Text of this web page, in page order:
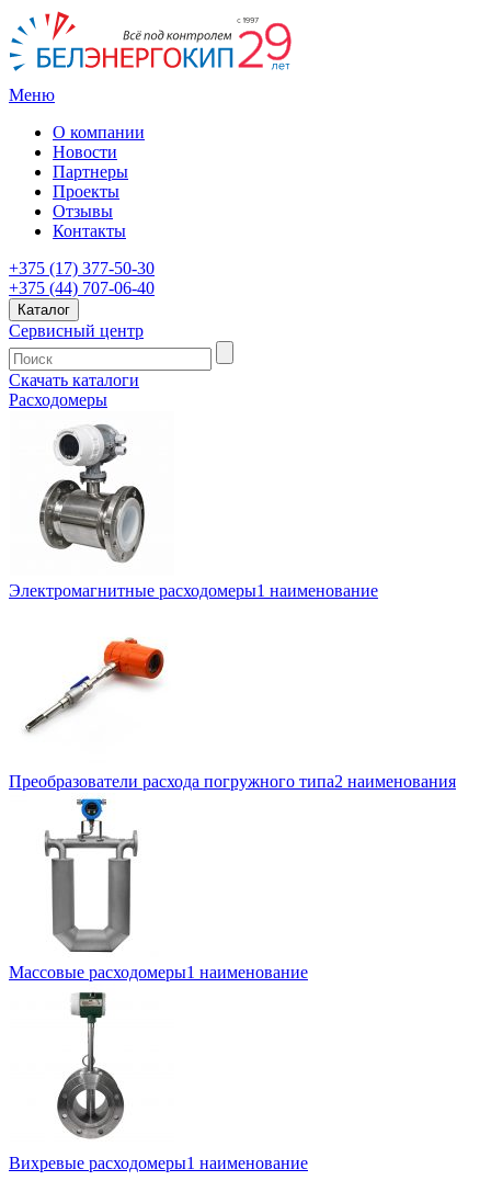
Меню
О компании
Новости
Партнеры
Проекты
Отзывы
Контакты
+375 (17) 377-50-30
+375 (44) 707-06-40
Каталог
Сервисный центр
Скачать каталоги
Расходомеры
Электромагнитные расходомеры1 наименование
Преобразователи расхода погружного типа2 наименования
Массовые расходомеры1 наименование
Вихревые расходомеры1 наименование